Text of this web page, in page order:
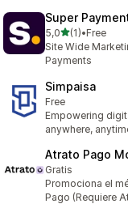
Super
5,0av 5 stjerner
(1)
Totalt 1 omtaler
•Free
Site Wide
Payments
Simpaisa
Free
Empowering
anywhere,
Atrato Pago
Gratis
Promociona el
Pago (Requiere